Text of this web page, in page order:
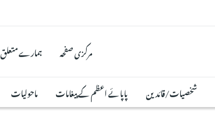
مرکزی صفحہ ہمارے متعلق
شخصیات/قائدین پاپائے اعظم کے پیغامات ماحولیات